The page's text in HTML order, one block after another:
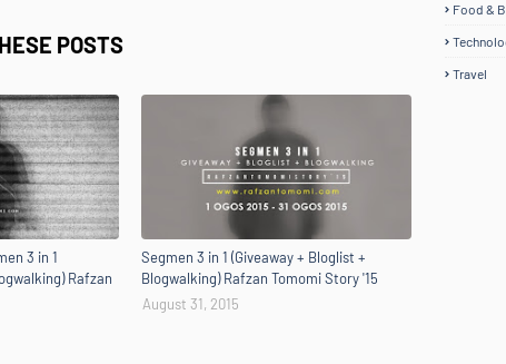
POSTS
3 in 1
Rafzan
Segmen 3 in 1 (Giveaway + Bloglist +
Blogwalking) Rafzan Tomomi Story '15
August 31, 2015
Food &
Travel